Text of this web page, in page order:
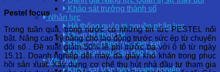
Khảo sát trưởng thành số
Nhân lực
Hệ thống quản trị nguồn nhân lực
Quản trị nhân tài
Khảo sát động lực cam kết
Khảo sát nhu cầu đào tạo
Văn hóa
Khảo sát Văn hóa doanh nghiệp
Pestel focus
Trong tuần qua, trong nước có những tin tức PESTEL nổi
bật. Nâng cao kỹ năng cho lao động trước sức ép từ chuyển
đổi số . Đề xuất giảm 50% lệ phí trước bạ với ô tô từ ngày
15.11. Doanh nghiệp dệt may, da giày khó khăn trong phục
hồi sản xuất. Xây dựng cơ chế thu hút nhà đầu tư tham gia